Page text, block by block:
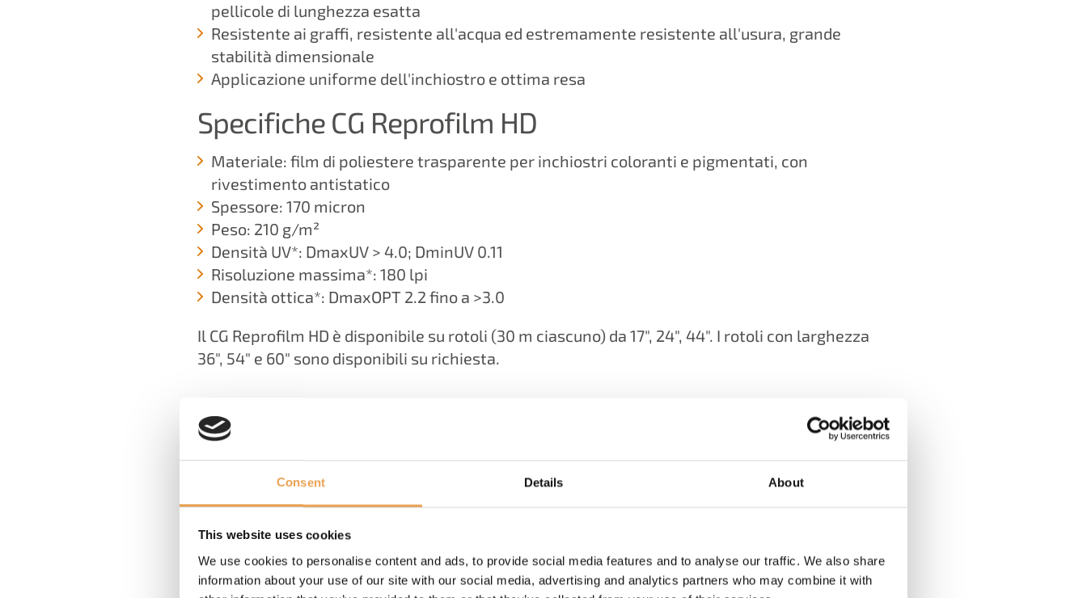
Consent Details About
This website uses cookies
We use cookies to personalise content and ads, to provide social media features and to analyse our traffic. We also share
information about your use of our site with our social media, advertising and analytics partners who may combine it with
pellicole di lunghezza esatta
Resistente ai graffi, resistente all'acqua ed estremamente resistente all'usura, grande
stabilità dimensionale
Applicazione uniforme dell'inchiostro e ottima resa
Specifiche CG Reprofilm HD
Materiale: film di poliestere trasparente per inchiostri coloranti e pigmentati, con
rivestimento antistatico
Spessore: 170 micron
Peso: 210 g/m²
Densità UV*: DmaxUV > 4.0; DminUV 0.11
Risoluzione massima*: 180 lpi
Densità ottica*: DmaxOPT 2.2 fino a >3.0
Il CG Reprofilm HD è disponibile su rotoli (30 m ciascuno) da 17", 24", 44". I rotoli con larghezza
36", 54" e 60" sono disponibili su richiesta.
d'inchiostro Epson raccomandato. Inchiostri usati: Ultrachrome HDR, K3, XD. Software: Filmgate e Productionserver + Film and
FILM & REPRO SOLUTIONS VIDEO